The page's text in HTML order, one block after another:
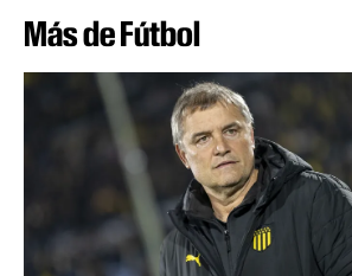
Más de Fútbol